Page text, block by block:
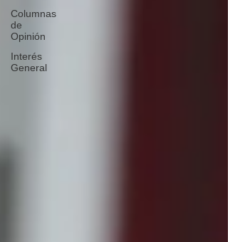
Columnas
de
Opinión
Interés
General